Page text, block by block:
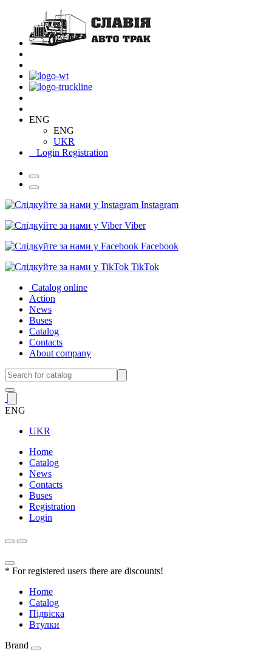
ENG
ENG
UKR
Login Registration
Instagram
Viber
Facebook
TikTok
Catalog online
Action
News
Buses
Catalog
Contacts
About company
ENG
UKR
Home
Catalog
News
Contacts
Buses
Registration
Login
* For registered users there are discounts!
Home
Catalog
Підвіска
Втулки
Brand